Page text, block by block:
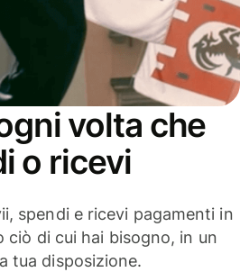
volta che
o ricevi
spendi e ricevi pagamenti in
ciò di cui hai bisogno, in un
tua disposizione.